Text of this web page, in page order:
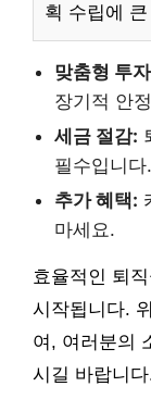
획 수립에
맞춤형 투
장기적 안
세금 절감:
필수입니다.
추가 혜택:
마세요.
효율적인 퇴
시작됩니다.
여, 여러분의
시길 바랍니